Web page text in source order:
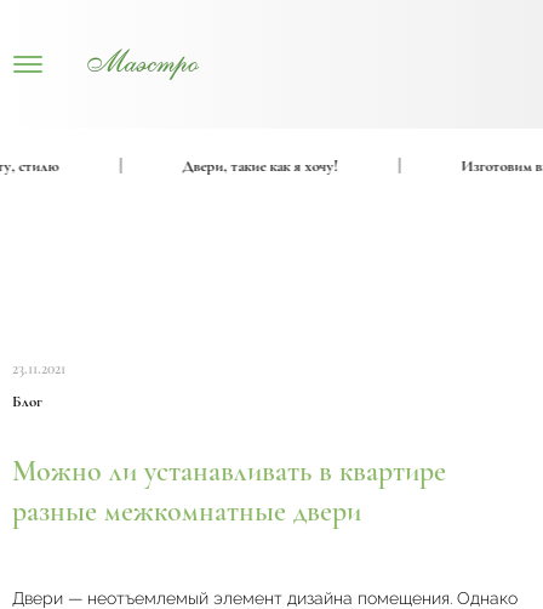
Двери, такие как я хочу! Изготовим
23.11.2021
Блог
Можно ли устанавливать в квартире
разные межкомнатные двери
Двери — неотъемлемый элемент дизайна помещения. Однако